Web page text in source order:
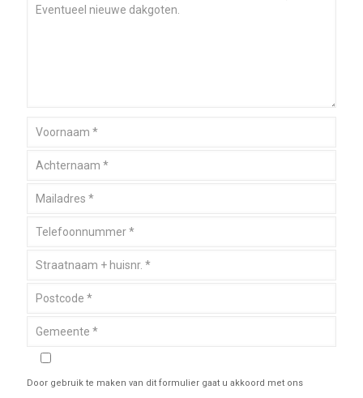
Door gebruik te maken van dit formulier gaat u akkoord met ons